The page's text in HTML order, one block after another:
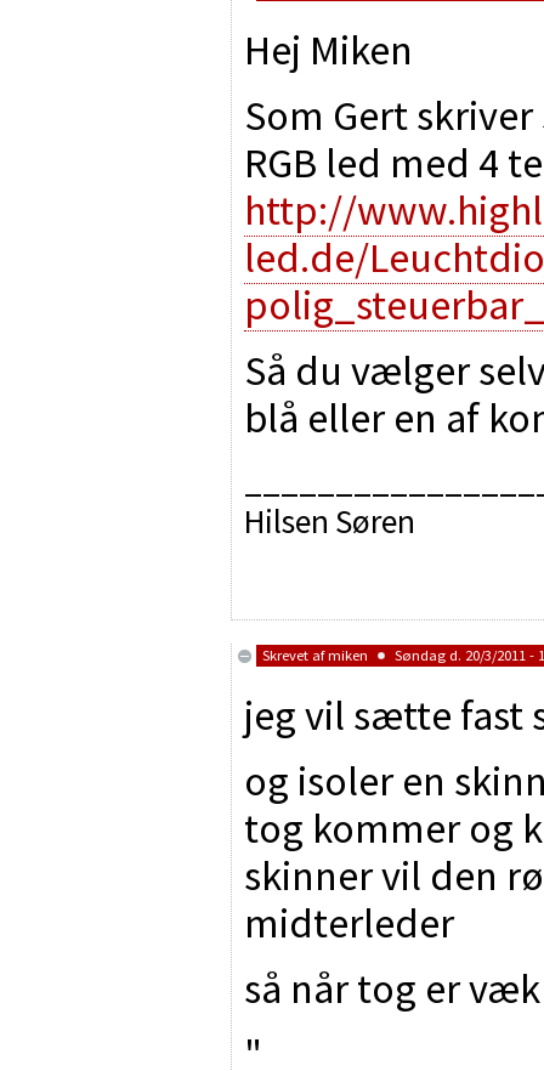
Hej Miken
Som Gert
RGB led med 4
http://
led.de/
Så du vælger
blå eller en af
Hilsen Søren
Skrevet afmiken Søndag d. 20/3/2011 -
jeg vil sætte fast
og isoler en
tog kommer og
skinner vil den
midterleder
så når tog er
"